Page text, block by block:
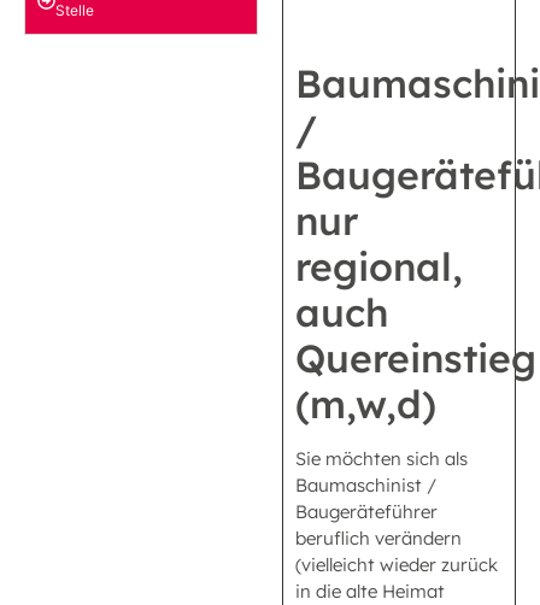
Stelle
/
nur
regional,
auch
Quereinstieg
(m,w,d)
Sie möchten sich als
Baumaschinist /
Baugeräteführer
beruflich verändern
(vielleicht wieder zurück
in die alte Heimat